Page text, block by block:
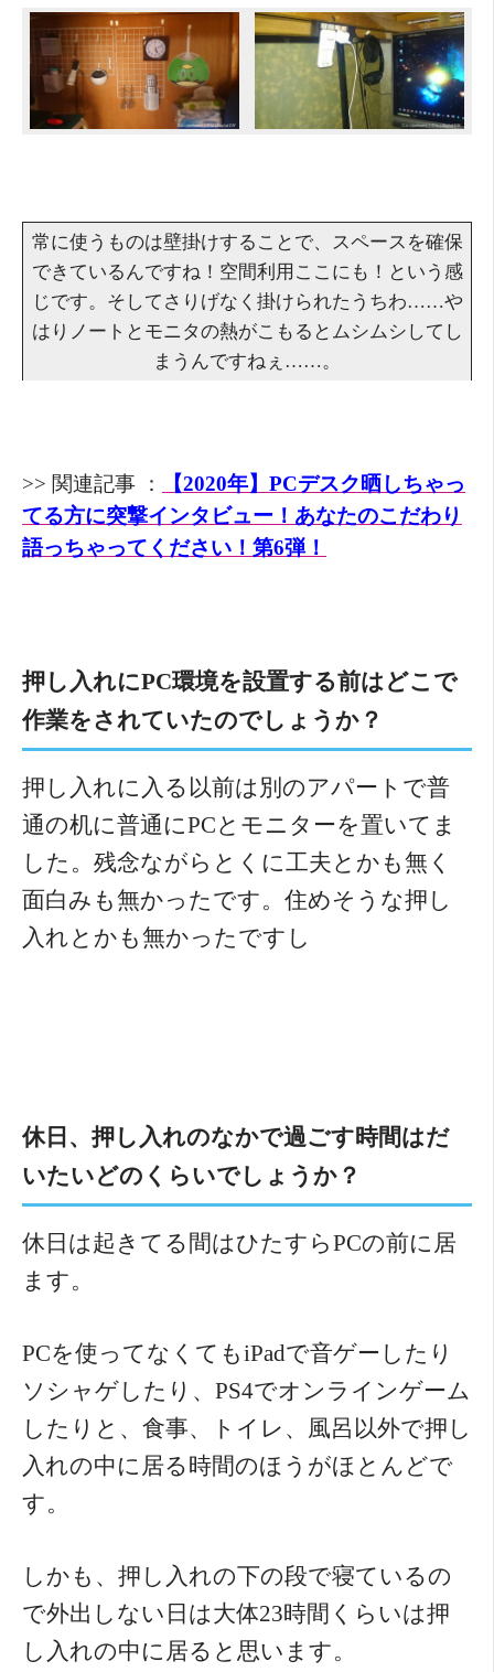
常に使うものは壁掛けすることで、スペースを確保
できているんですね！空間利用ここにも！という感
じです。そしてさりげなく掛けられたうちわ……や
はりノートとモニタの熱がこもるとムシムシしてし
まうんですねぇ……。
>> 関連記事 ：
【2020年】PCデスク晒しちゃっ
てる方に突撃インタビュー！あなたのこだわり
語っちゃってください！第6弾！
押し入れにPC環境を設置する前はどこで
作業をされていたのでしょうか？
押し入れに入る以前は別のアパートで普
通の机に普通にPCとモニターを置いてま
した。残念ながらとくに工夫とかも無く
面白みも無かったです。住めそうな押し
入れとかも無かったですし
休日、押し入れのなかで過ごす時間はだ
いたいどのくらいでしょうか？
休日は起きてる間はひたすらPCの前に居
ます。
PCを使ってなくてもiPadで音ゲーしたり
ソシャゲしたり、PS4でオンラインゲーム
したりと、食事、トイレ、風呂以外で押し
入れの中に居る時間のほうがほとんどで
す。
しかも、押し入れの下の段で寝ているの
で外出しない日は大体23時間くらいは押
し入れの中に居ると思います。